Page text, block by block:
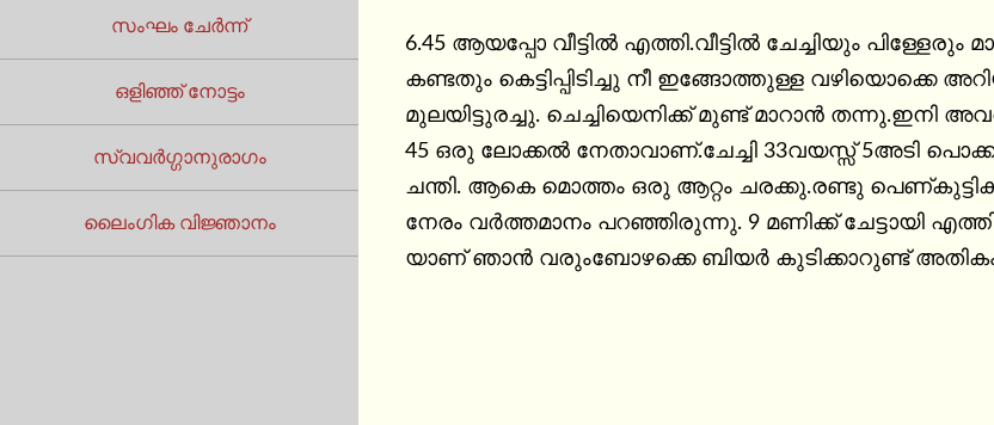
സംഘം ചേർന്ന്
ഒളിഞ്ഞ് നോട്ടം
സ്വവർഗ്ഗാനുരാഗം
ലൈംഗിക വിജ്ഞാനം
6.45 ആയപ്പോ വീട്ടിൽ എത്തി.വീട്ടിൽ ചേച്ചിയും
കണ്ടതും കെട്ടിപ്പിടിച്ചു നീ ഇങ്ങോത്തുള്ള
മുലയിട്ടുരച്ചു. ചെച്ചിയെനിക്ക് മുണ്ട് മാറാൻ തന്നു.ഇനി
45 ഒരു ലോക്കൽ നേതാവാണ്.ചേച്ചി 33വയസ്സ് 5അടി
ചന്തി. ആകെ മൊത്തം ഒരു ആറ്റം ചരക്കു.രണ്ടു
നേരം വർത്തമാനം പറഞ്ഞിരുന്നു. 9 മണിക്ക് ചേട്ടായി
യാണ് ഞാൻ വരുംബോഴക്കെ ബിയർ കുടിക്കാറുണ്ട് അതികം